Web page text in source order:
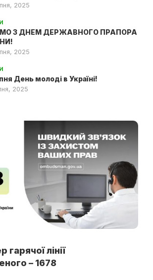
2025
З ДНЕМ ДЕРЖАВНОГО ПРАПОРА
2025
День молоді в Україні!
2025
лінії
– 1678